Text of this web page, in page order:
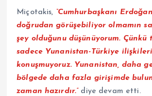
Miçotakis, “Cumhurbaşkanı
doğrudan görüşebiliyor olmamın
şey olduğunu düşünüyorum. Çünkü
sadece Yunanistan-Türkiye
konuşmuyoruz. Yunanistan, daha
bölgede daha fazla girişimde
zaman hazırdır.”diye devam etti.